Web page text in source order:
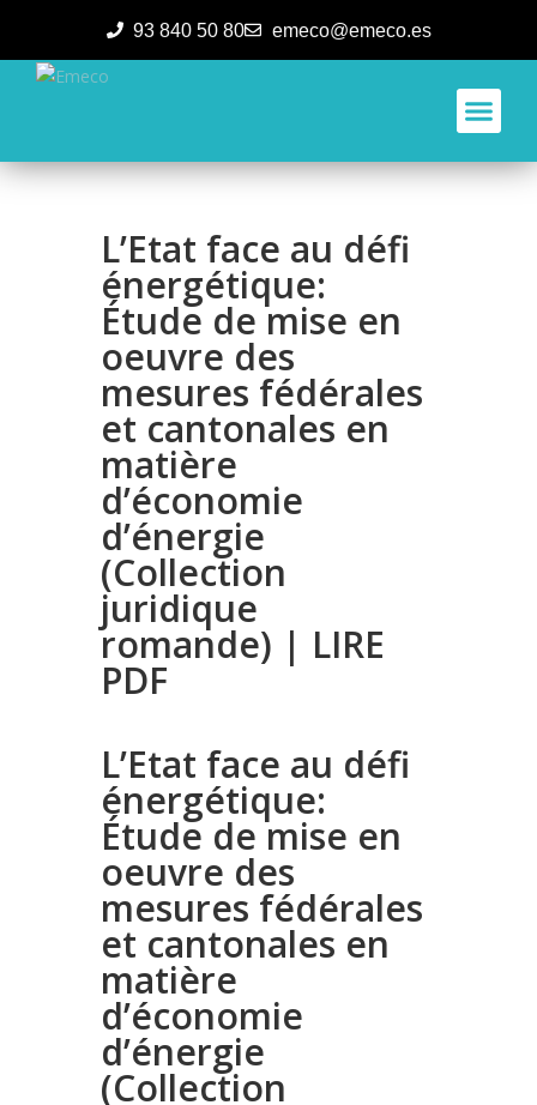
93 840 50 80 emeco@emeco.es
L’Etat face au défi
énergétique:
Étude de mise en
oeuvre des
mesures fédérales
et cantonales en
matière
d’économie
d’énergie
(Collection
juridique
romande) | LIRE
PDF
L’Etat face au défi
énergétique:
Étude de mise en
oeuvre des
mesures fédérales
et cantonales en
matière
d’économie
d’énergie
(Collection